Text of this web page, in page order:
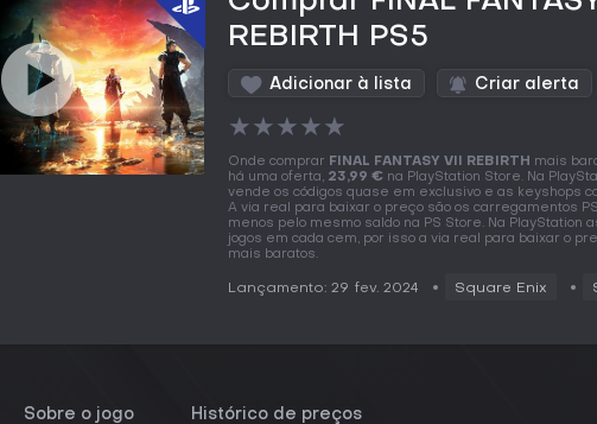
REBIRTH PS5
Adicionar à lista Criar alerta
★★★★★
Onde comprar FINAL FANTASY VII REBIRTH mais
há uma oferta, 23,99 € na PlayStation Store. Na
vende os códigos quase em exclusivo e as keyshops
A via real para baixar o preço são os carregamentos
menos pelo mesmo saldo na PS Store. Na PlayStation
jogos em cada cem, por isso a via real para baixar o
mais baratos.
Lançamento: 29 fev. 2024 Square Enix
Sobre o jogo Histórico de preços